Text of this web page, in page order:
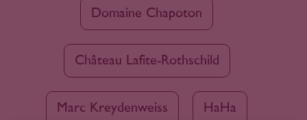
Domaine Chapoton
Château Lafite-Rothschild
Marc Kreydenweiss HaHa